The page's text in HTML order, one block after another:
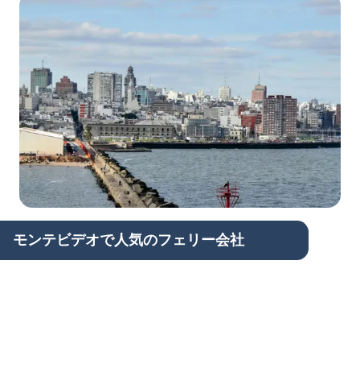
モンテビデオで人気のフェリー会社